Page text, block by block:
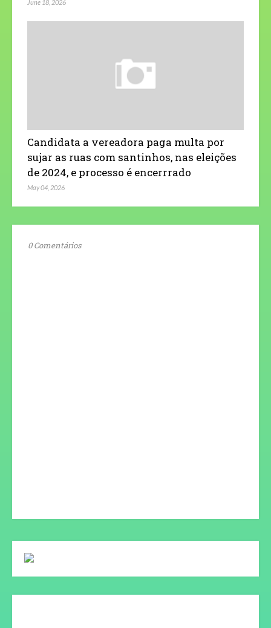
June 18, 2026
Candidata a vereadora paga multa por
sujar as ruas com santinhos, nas eleições
de 2024, e processo é encerrrado
May 04, 2026
0 Comentários